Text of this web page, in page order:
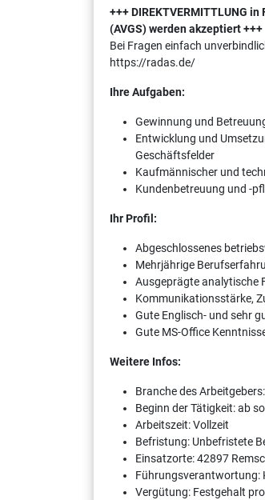
+++ DIREKTVERMITTLUNG
(AVGS) werden akzeptiert +++
Bei Fragen einfach
https://radas.de/
Ihre Aufgaben:
Gewinnung und
Entwicklung und
Geschäftsfelder
Kaufmännischer und
Kundenbetreuung und -
Ihr Profil:
Abgeschlossenes
Mehrjährige
Ausgeprägte analytische
Kommunikationsstärke,
Gute Englisch- und sehr
Gute MS-Office
Weitere Infos:
Branche des
Beginn der Tätigkeit: ab
Arbeitszeit: Vollzeit
Befristung: Unbefristete
Einsatzorte: 42897
Führungsverantwortung:
Vergütung: Festgehalt